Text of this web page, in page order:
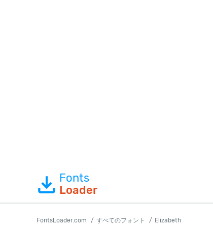
Fonts
Loader
FontsLoader.com すべてのフォント Elizabeth